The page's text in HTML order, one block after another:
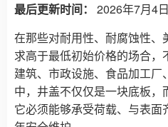
最后更新时间：
2026年7月4日
在那些对耐用性、耐腐蚀性
求高于最低初始价格的场合
建筑、市政设施、食品加工
中，井盖不仅仅是一块底板，
它必须能够承受荷载、与表